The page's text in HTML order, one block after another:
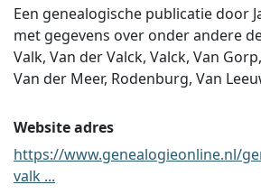
Een genealogische publicatie door
met gegevens over onder andere
Valk, Van der Valck, Valck, Van
Van der Meer, Rodenburg, Van
Website adres
https://www.genealogieonline.nl/
valk ...